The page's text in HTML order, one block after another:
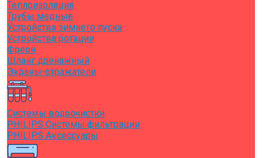
Теплоизоляция
Трубы медные
Устройства зимнего пуска
Устройства ротации
Фреон
Шланг дренажный
Экраны-отражатели
Системы водоочистки
PHILIPS Системы фильтрации
PHILIPS Аксессуары